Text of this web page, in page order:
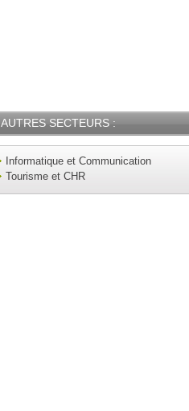
AUTRES SECTEURS :
Informatique et Communication
Tourisme et CHR